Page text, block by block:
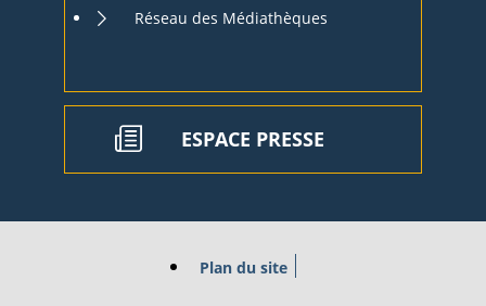
Réseau des Médiathèques
ESPACE PRESSE
Plan du site